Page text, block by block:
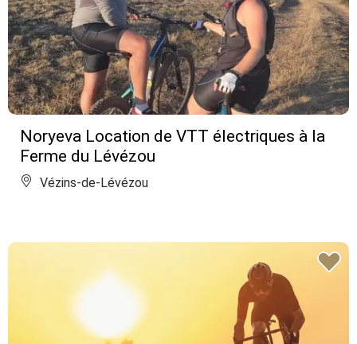
Noryeva Location de VTT électriques à la
Ferme du Lévézou
Vézins-de-Lévézou